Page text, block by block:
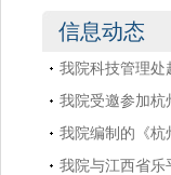
信息动态
我院科技管理处
我院受邀参加杭
我院编制的《杭
我院与江西省乐